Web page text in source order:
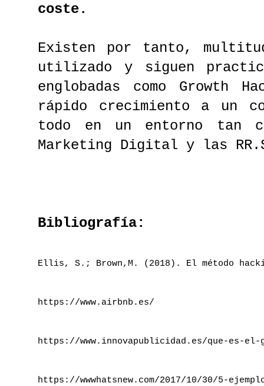
coste.
Existen por tanto,
utilizado y siguen
englobadas como Growth
rápido crecimiento a un
todo en un entorno tan
Marketing Digital y las
Bibliografía:
Ellis, S.; Brown,M. (2018). El método
https://www.airbnb.es/
https://www.innovapublicidad.es/que-es-el-
https://wwwhatsnew.com/2017/10/30/5-